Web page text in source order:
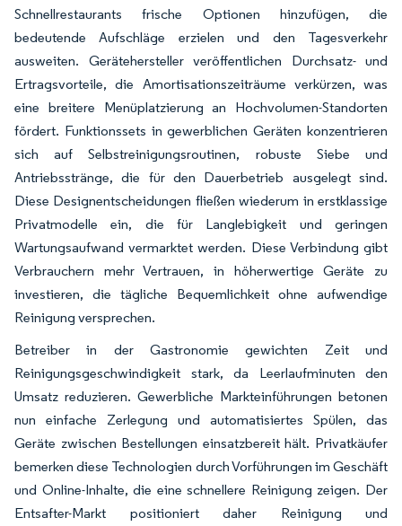
Schnellrestaurants frische Optionen hinzufügen, die
bedeutende Aufschläge erzielen und den Tagesverkehr
ausweiten. Gerätehersteller veröffentlichen Durchsatz- und
Ertragsvorteile, die Amortisationszeiträume verkürzen, was
eine breitere Menüplatzierung an Hochvolumen-Standorten
fördert. Funktionssets in gewerblichen Geräten konzentrieren
sich auf Selbstreinigungsroutinen, robuste Siebe und
Antriebsstränge, die für den Dauerbetrieb ausgelegt sind.
Diese Designentscheidungen fließen wiederum in erstklassige
Privatmodelle ein, die für Langlebigkeit und geringen
Wartungsaufwand vermarktet werden. Diese Verbindung gibt
Verbrauchern mehr Vertrauen, in höherwertige Geräte zu
investieren, die tägliche Bequemlichkeit ohne aufwendige
Reinigung versprechen.
Betreiber in der Gastronomie gewichten Zeit und
Reinigungsgeschwindigkeit stark, da Leerlaufminuten den
Umsatz reduzieren. Gewerbliche Markteinführungen betonen
nun einfache Zerlegung und automatisiertes Spülen, das
Geräte zwischen Bestellungen einsatzbereit hält. Privatkäufer
bemerken diese Technologien durch Vorführungen im Geschäft
und Online-Inhalte, die eine schnellere Reinigung zeigen. Der
Entsafter-Markt positioniert daher Reinigung und